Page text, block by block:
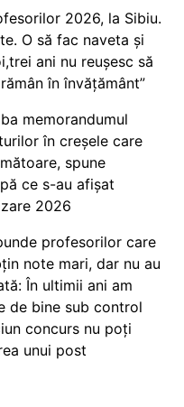
2026, la Sibiu.
O să fac naveta și
ani nu reușesc să
în învățământ”
memorandumul
în creșele care
spune
ce s-au afișat
2026
profesorilor care
note mari, dar nu au
În ultimii ani am
de bine sub control
concurs nu poți
unui post